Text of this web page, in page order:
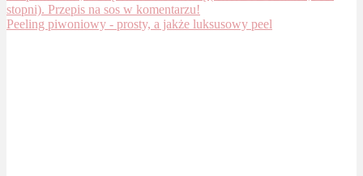
Peeling piwoniowy - prosty, a jakże luksusowy peel